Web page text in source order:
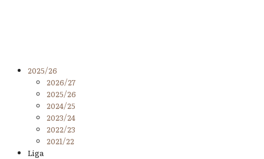
2025/26
2026/27
2025/26
2024/25
2023/24
2022/23
2021/22
Liga